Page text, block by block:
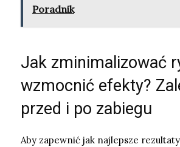
Poradnik
Jak zminimalizować
wzmocnić efekty?
przed i po zabiegu
Aby zapewnić jak najlepsze